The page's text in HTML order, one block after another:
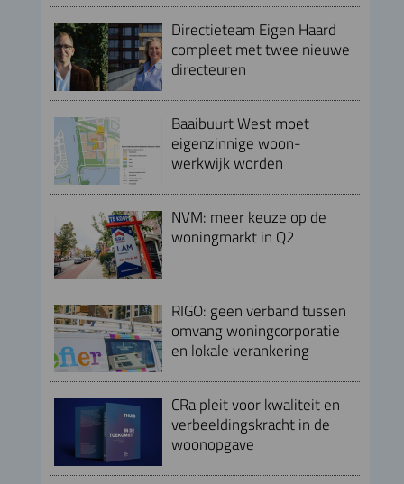
Directieteam Eigen Haard
compleet met twee nieuwe
directeuren
Baaibuurt West moet
eigenzinnige woon-
werkwijk worden
NVM: meer keuze op de
woningmarkt in Q2
RIGO: geen verband tussen
omvang woningcorporatie
en lokale verankering
CRa pleit voor kwaliteit en
verbeeldingskracht in de
woonopgave